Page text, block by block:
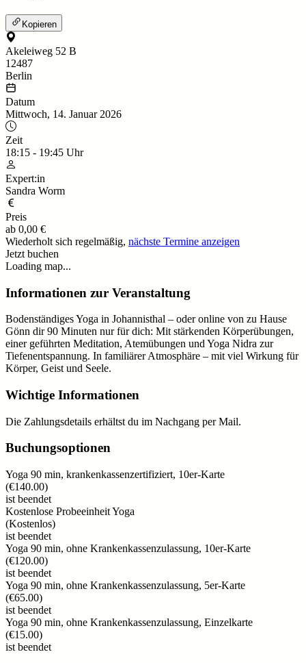
Kopieren
Akeleiweg 52 B
12487
Berlin
Datum
Mittwoch, 14. Januar 2026
Zeit
18:15 - 19:45 Uhr
Expert:in
Sandra Worm
Preis
ab 0,00 €
Wiederholt sich regelmäßig, nächste Termine anzeigen
Jetzt buchen
Loading map...
Informationen zur Veranstaltung
Bodenständiges Yoga in Johannisthal – oder online von zu Hause
Gönn dir 90 Minuten nur für dich: Mit stärkenden Körperübungen,
einer geführten Meditation, Atemübungen und Yoga Nidra zur
Tiefenentspannung. In familiärer Atmosphäre – mit viel Wirkung für
Körper, Geist und Seele.
Wichtige Informationen
Die Zahlungsdetails erhältst du im Nachgang per Mail.
Buchungsoptionen
Yoga 90 min, krankenkassenzertifiziert, 10er-Karte
(€140.00)
ist beendet
Kostenlose Probeeinheit Yoga
(Kostenlos)
ist beendet
Yoga 90 min, ohne Krankenkassenzulassung, 10er-Karte
(€120.00)
ist beendet
Yoga 90 min, ohne Krankenkassenzulassung, 5er-Karte
(€65.00)
ist beendet
Yoga 90 min, ohne Krankenkassenzulassung, Einzelkarte
(€15.00)
ist beendet